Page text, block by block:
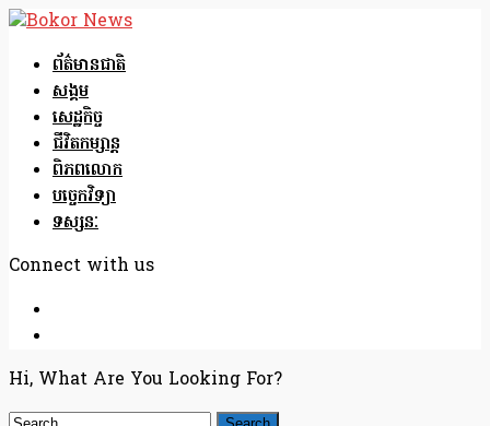
ព័ត៌មានជាតិ
សង្គម
សេដ្ឋកិច្ច
ជីវិតកម្សាន្ត
ពិភពលោក
បច្ចេកវិទ្យា
ទស្សនៈ
Connect with us
Hi, What Are You Looking For?